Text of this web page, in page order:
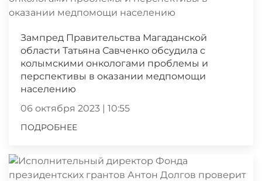
Зампред Правительства Магаданской
области Татьяна Савченко обсудила с
колымскими онкологами проблемы и
перспективы в оказании медпомощи
населению
06 октября 2023 | 10:55
ПОДРОБНЕЕ